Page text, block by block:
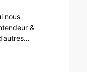
nous
&